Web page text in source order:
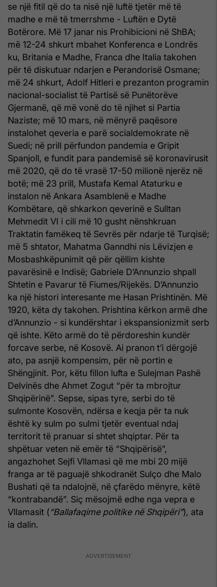
se një fitil që do ta nisë një luftë tjetër më të
madhe e më të tmerrshme - Luftën e Dytë
Botërore. Më 17 janar nis Prohibicioni në ShBA;
më 12-24 shkurt mbahet Konferenca e Londrës
ku, Britania e Madhe, Franca dhe Italia takohen
për të diskutuar ndarjen e Perandorisë Osmane;
më 24 shkurt, Adolf Hitleri e prezanton programin
nacional-socialist të Partisë së Punëtorëve
Gjermanë, që më vonë do të njihet si Partia
Naziste; më 10 mars, në mënyrë paqësore
instalohet qeveria e parë socialdemokrate në
Suedi; në prill përfundon pandemia e Gripit
Spanjoll, e fundit para pandemisë së koronavirusit
më 2020, që do të vrasë 17-50 milionë njerëz në
botë; më 23 prill, Mustafa Kemal Ataturku e
instalon në Ankara Asamblenë e Madhe
Kombëtare, që shkarkon qeverinë e Sulltan
Mehmedit VI i cili më 10 gusht nënshkruan
Traktatin famëkeq të Sevrës për ndarje të Turqisë;
më 5 shtator, Mahatma Ganndhi nis Lëvizjen e
Mosbashkëpunimit që për qëllim kishte
pavarësinë e Indisë; Gabriele D’Annunzio shpall
Shtetin e Pavarur të Fiumes/Rijekës. D’Annunzio
ka një histori interesante me Hasan Prishtinën. Më
1920, këta dy takohen. Prishtina kërkon armë dhe
d’Annunzio - si kundërshtar i ekspansionizmit serb
që ishte. Këto armë do të përdoreshin kundër
forcave serbe, në Kosovë. Ai pranon t’i dërgojë
ato, pa asnjë kompensim, për në portin e
Shëngjinit. Por, këtu fillon lufta e Sulejman Pashë
Delvinës dhe Ahmet Zogut “për ta mbrojtur
Shqipërinë”. Sepse, sipas tyre, serbi do të
sulmonte Kosovën, ndërsa e keqja për ta nuk
është ky sulm po sulmi tjetër eventual ndaj
territorit të pranuar si shtet shqiptar. Për ta
shpëtuar veten në emër të “Shqipërisë”,
angazhohet Sejfi Vllamasi që me mbi 20 mijë
franga ar të paguajë shkodranët Sulço dhe Malo
Bushati që ta ndalojnë, në çfarëdo mënyre, këtë
“kontrabandë”. Siç mësojmë edhe nga vepra e
Vllamasit (“Ballafaqime politike në Shqipëri”), ata
ia dalin.